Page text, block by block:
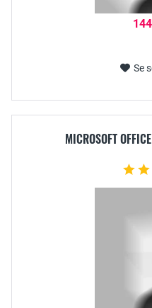
Se
MICROSOFT